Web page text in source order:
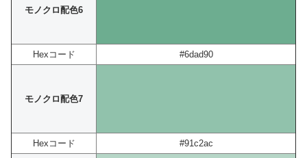
モノクロ配色6
Hexコード #6dad90
モノクロ配色7
Hexコード #91c2ac